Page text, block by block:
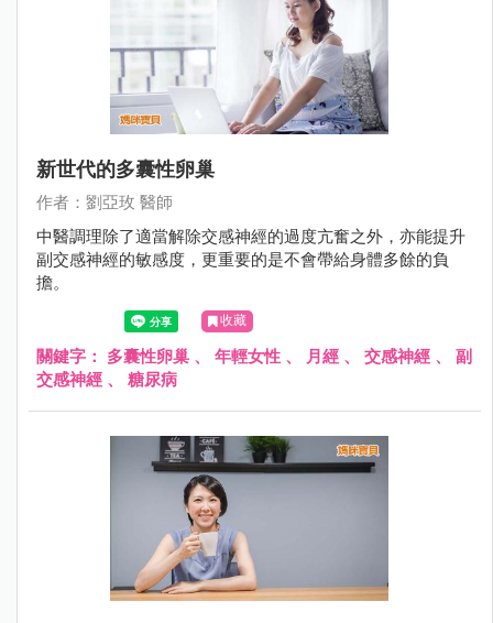
新世代的多囊性卵巢
作者：劉亞玫 醫師
中醫調理除了適當解除交感神經的過度亢奮之外，亦能提升
副交感神經的敏感度，更重要的是不會帶給身體多餘的負
擔。
收藏
關鍵字： 多囊性卵巢 、 年輕女性 、 月經 、 交感神經 、 副
交感神經 、 糖尿病